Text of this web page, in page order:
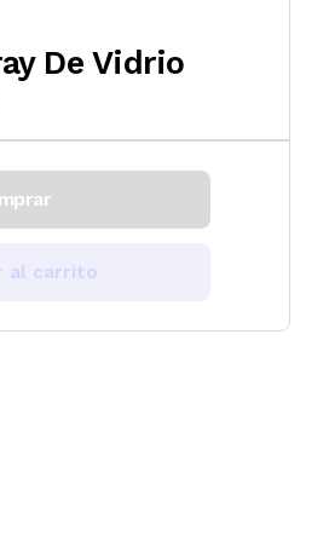
De Vidrio
al carrito